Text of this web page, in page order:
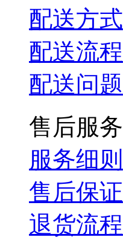
配送方式
配送流程
配送问题
售后服务
服务细则
售后保证
退货流程